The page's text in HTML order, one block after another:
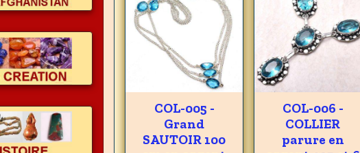
COL-005 -
Grand
SAUTOIR 100
COL-006 -
COLLIER
parure en